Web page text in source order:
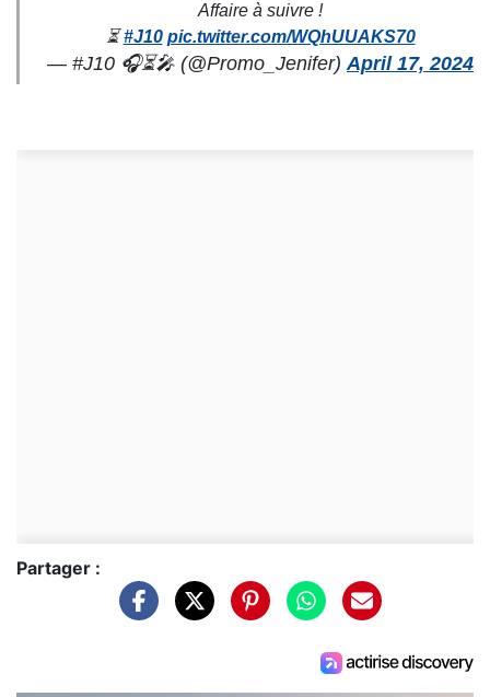
Affaire à suivre !
⏳ #J10 pic.twitter.com/WQhUUAKS70
— #J10 🎧⏳🎤 (@Promo_Jenifer) April 17, 2024
Partager :